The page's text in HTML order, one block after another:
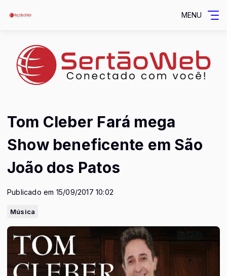
MENU
Tom Cleber Fará mega
Show beneficente em São
João dos Patos
Publicado em 15/09/2017 10:02
Música